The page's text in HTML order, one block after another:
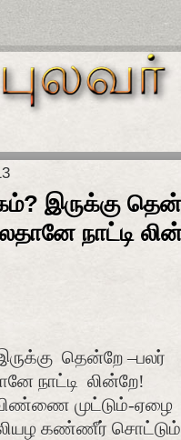
இருக்கு
நாட்டி
தென்றே –பலர்
நாட்டி லின்றே!
முட்டும்-ஏழை
கண்ணீர்